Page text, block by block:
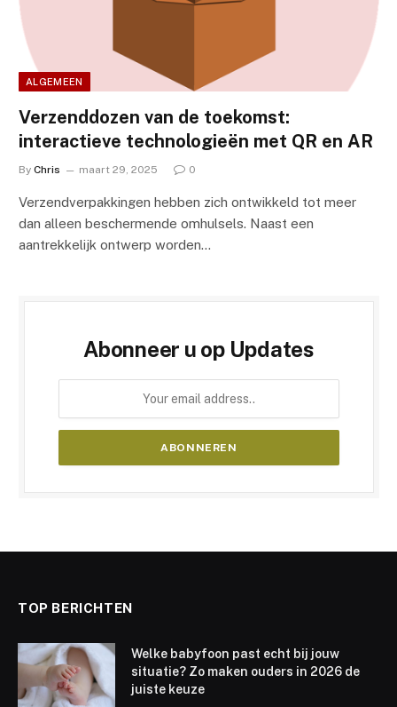
ALGEMEEN
Verzenddozen van de toekomst:
interactieve technologieën met QR en AR
By Chris maart 29, 2025 0
Verzendverpakkingen hebben zich ontwikkeld tot meer
dan alleen beschermende omhulsels. Naast een
aantrekkelijk ontwerp worden…
Abonneer u op Updates
TOP BERICHTEN
Welke babyfoon past echt bij jouw
situatie? Zo maken ouders in 2026 de
juiste keuze